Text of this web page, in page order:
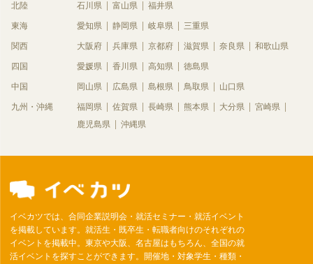
北陸 石川県 富山県 福井県
東海 愛知県 静岡県 岐阜県 三重県
関西 大阪府 兵庫県 京都府 滋賀県 奈良県 和歌山県
四国 愛媛県 香川県 高知県 徳島県
中国 岡山県 広島県 島根県 鳥取県 山口県
九州・沖縄 福岡県 佐賀県 長崎県 熊本県 大分県
宮崎県
鹿児島県
沖縄県
イベカツでは、合同企業説明会・就活セミナー・就活イベント
を掲載しています。就活生・既卒生・転職者向けのそれぞれの
イベントを掲載中。東京や大阪、名古屋はもちろん、全国の就
活イベントを探すことができます。開催地・対象学生・種類・